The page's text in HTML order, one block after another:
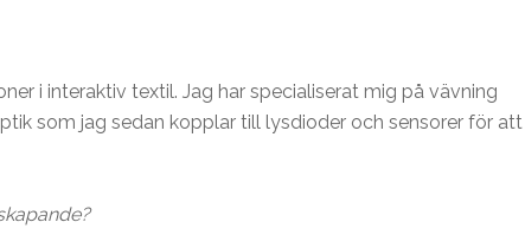
i interaktiv textil. Jag har specialiserat mig på vävning
som jag sedan kopplar till lysdioder och sensorer för att